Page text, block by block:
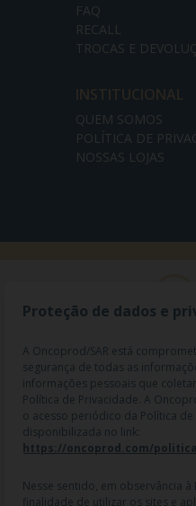
FAQ
RECALL
TROCAS E
INSTITUCIONAL
QUEM SOMOS
POLÍTICA DE
NOSSAS LOJAS
RAZÃO SOCIAL: ONCO PROD
04.307.650/0019-64 | IE:
100 2º andar CJ 21 22 -
Proteção de dados e
A Oncoprod/SAR está
segurança de todas as
informações pessoais que
Política de Privacidade. A
o acesso periódico da Política de
disponibilizada no link:
https://oncoprod.com/
Nesse sentido, em observância à
finalidade de utilizar os sites e